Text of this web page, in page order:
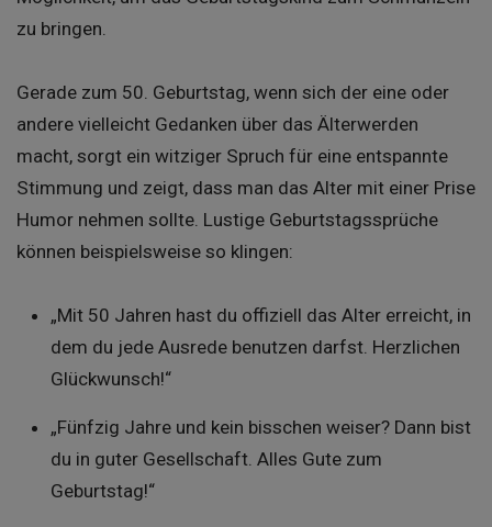
zu bringen.
Gerade zum 50. Geburtstag, wenn sich der eine oder
andere vielleicht Gedanken über das Älterwerden
macht, sorgt ein witziger Spruch für eine entspannte
Stimmung und zeigt, dass man das Alter mit einer Prise
Humor nehmen sollte. Lustige Geburtstagssprüche
können beispielsweise so klingen:
„Mit 50 Jahren hast du offiziell das Alter erreicht, in
dem du jede Ausrede benutzen darfst. Herzlichen
Glückwunsch!“
„Fünfzig Jahre und kein bisschen weiser? Dann bist
du in guter Gesellschaft. Alles Gute zum
Geburtstag!“